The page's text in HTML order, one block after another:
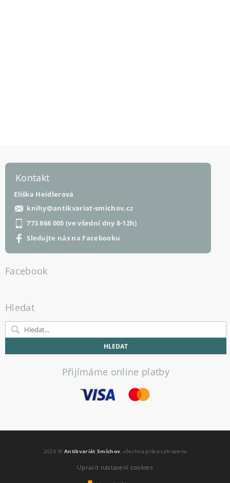
Kontakt
Eliška Heidlerová
knihy@antikvariat-smichov.cz
773 868 005 (ve všední dny 8-12h)
Sledujte nás na Facebooku
Facebook
Hledat
Přijímáme online platby
2026 ©Antikvariát Smíchov , všechna práva vyhrazena
Upravit nastavení cookies